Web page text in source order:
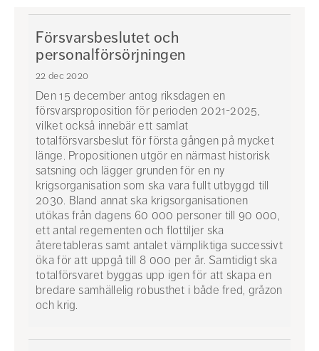
Försvarsbeslutet och
personalförsörjningen
22 dec 2020
Den 15 december antog riksdagen en
försvarsproposition för perioden 2021-2025,
vilket också innebär ett samlat
totalförsvarsbeslut för första gången på mycket
länge. Propositionen utgör en närmast historisk
satsning och lägger grunden för en ny
krigsorganisation som ska vara fullt utbyggd till
2030. Bland annat ska krigsorganisationen
utökas från dagens 60 000 personer till 90 000,
ett antal regementen och flottiljer ska
återetableras samt antalet värnpliktiga successivt
öka för att uppgå till 8 000 per år. Samtidigt ska
totalförsvaret byggas upp igen för att skapa en
bredare samhällelig robusthet i både fred, gråzon
och krig.